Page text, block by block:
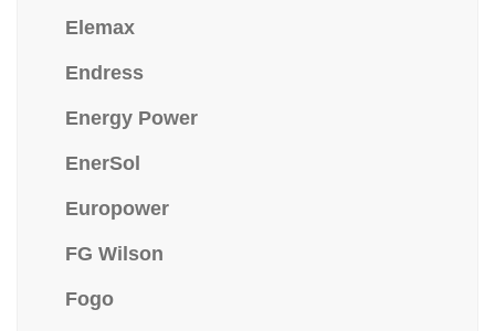
Elemax
Endress
Energy Power
EnerSol
Europower
FG Wilson
Fogo